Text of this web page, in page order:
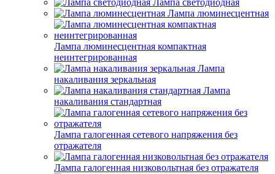
Лампа светодиодная
Лампа люминесцентная
Лампа люминесцентная компактная
неинтегрированная
Лампа
накаливания зеркальная
Лампа
накаливания стандартная
Лампа галогенная сетевого напряжения без
отражателя
Лампа галогенная низковольтная без отражателя